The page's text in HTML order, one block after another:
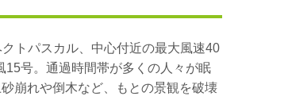
トパスカル、中心付近の最大風速40
15号。通過時間帯が多くの人々が眠
崩れや倒木など、もとの景観を破壊